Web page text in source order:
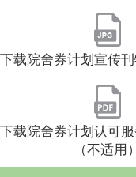
下载院舍券计划宣传刊
下载院舍券计划认可
（不适用）